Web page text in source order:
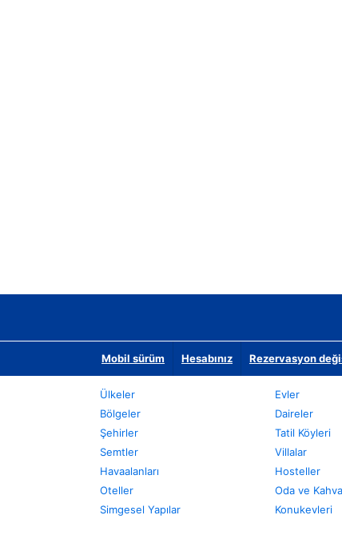
Mobil sürüm Hesabınız Rezervasyon
Ülkeler
Bölgeler
Şehirler
Semtler
Havaalanları
Oteller
Simgesel Yapılar
Evler
Daireler
Tatil Köyleri
Villalar
Hosteller
Oda ve
Konukevleri